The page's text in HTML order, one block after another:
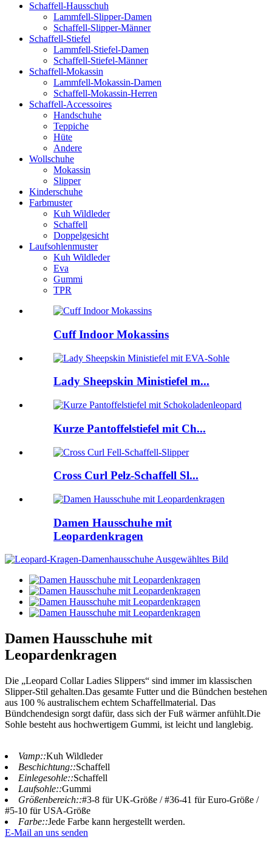
Schaffell-Hausschuh
Lammfell-Slipper-Damen
Schaffell-Slipper-Männer
Schaffell-Stiefel
Lammfell-Stiefel-Damen
Schaffell-Stiefel-Männer
Schaffell-Mokassin
Lammfell-Mokassin-Damen
Schaffell-Mokassin-Herren
Schaffell-Accessoires
Handschuhe
Teppiche
Hüte
Andere
Wollschuhe
Mokassin
Slipper
Kinderschuhe
Farbmuster
Kuh Wildleder
Schaffell
Doppelgesicht
Laufsohlenmuster
Kuh Wildleder
Eva
Gummi
TPR
Cuff Indoor Mokassins
Lady Sheepskin Ministiefel m...
Kurze Pantoffelstiefel mit Ch...
Cross Curl Pelz-Schaffell Sl...
Damen Hausschuhe mit
Leopardenkragen
Damen Hausschuhe mit
Leopardenkragen
Die „Leopard Collar Ladies Slippers“ sind immer im klassischen
Slipper-Stil gehalten.Das gesamte Futter und die Bündchen bestehen
aus 100 % australischem echtem Schaffellmaterial. Das
Bündchendesign sorgt dafür, dass sich der Fuß wärmer anfühlt.Die
Sohle besteht aus hochwertigem Gummi, ist leicht und langlebig.
Vamp::Kuh Wildleder
Beschichtung::Schaffell
Einlegesohle::Schaffell
Laufsohle::Gummi
Größenbereich::#3-8 für UK-Größe / #36-41 für Euro-Größe /
#5-10 für USA-Größe
Farbe::Jede Farbe kann hergestellt werden.
E-Mail an uns senden